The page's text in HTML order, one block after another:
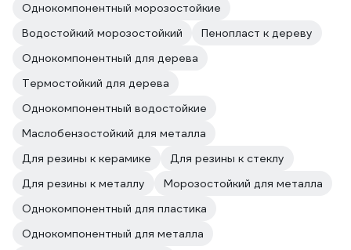
Однокомпонентный морозостойкие
Водостойкий морозостойкий
Пенопласт к дереву
Однокомпонентный для дерева
Термостойкий для дерева
Однокомпонентный водостойкие
Маслобензостойкий для металла
Для резины к керамике
Для резины к стеклу
Для резины к металлу
Морозостойкий для металла
Однокомпонентный для пластика
Однокомпонентный для металла